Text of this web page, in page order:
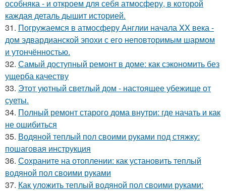
особняка - и откроем для себя атмосферу, в которой
каждая деталь дышит историей.
31. Погружаемся в атмосферу Англии начала XX века -
дом эдвардианской эпохи с его неповторимым шармом
и утончённостью.
32. Самый доступный ремонт в доме: как сэкономить без
ущерба качеству
33. Этот уютный светлый дом - настоящее убежище от
суеты.
34. Полный ремонт старого дома внутри: где начать и как
не ошибиться
35. Водяной теплый пол своими руками под стяжку:
пошаговая инструкция
36. Сохраните на отоплении: как установить теплый
водяной пол своими руками
37. Как уложить теплый водяной пол своими руками: